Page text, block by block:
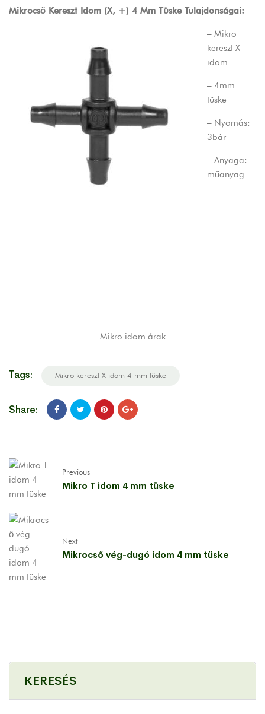
Mikrocső Kereszt Idom (X, +) 4 Mm Tüske Tulajdonságai:
– Mikro
kereszt X
idom
– 4mm
tüske
– Nyomás:
3bár
– Anyaga:
műanyag
Mikro idom árak
Tags: Mikro kereszt X idom 4 mm tüske
Share:
Previous
Mikro T idom 4 mm tüske
Next
Mikrocső vég-dugó idom 4 mm tüske
KERESÉS